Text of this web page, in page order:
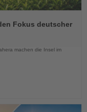
Fokus deutscher
machen die Insel im